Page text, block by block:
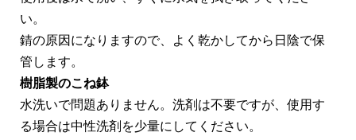
い。
錆の原因になりますので、よく乾かしてから日陰で保
管します。
樹脂製のこね鉢
水洗いで問題ありません。洗剤は不要ですが、使用す
る場合は中性洗剤を少量にしてください。